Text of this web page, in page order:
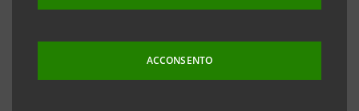
ACCONSENTO
nazionali ordinarie quotate al Mercato Telematico
Azionario (MTA), situate nella fascia mediana, per
capitalizzazione, del segmento borsistico italiano.